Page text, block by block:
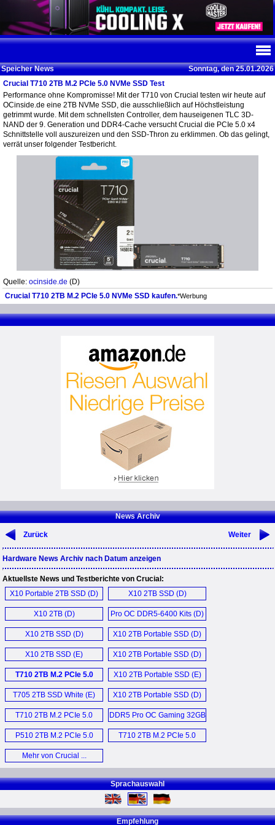
Speicher News
Sonntag, den 25.01.2026
Crucial T710 2TB M.2 PCIe 5.0 NVMe SSD Test
Performance ohne Kompromisse! Mit der T710 von Crucial testen wir heute auf
OCinside.de eine 2TB NVMe SSD, die ausschließlich auf Höchstleistung
getrimmt wurde. Mit dem schnellsten Controller, dem hauseigenen TLC 3D-
NAND der 9. Generation und DDR4-Cache versucht Crucial die PCIe 5.0 x4
Schnittstelle voll auszureizen und den SSD-Thron zu erklimmen. Ob das gelingt,
verrät unser folgender Testbericht.
Quelle: ocinside.de (D)
Crucial T710 2TB M.2 PCIe 5.0 NVMe SSD kaufen.*Werbung
News Archiv
Zurück Weiter
Hardware News Archiv nach Datum anzeigen
Aktuellste News und Testberichte von Crucial:
X10 Portable 2TB SSD (D)
X10 2TB SSD (D)
X10 2TB (D) Pro OC DDR5-6400 Kits (D)
X10 2TB SSD (D) X10 2TB Portable SSD (D)
X10 2TB SSD (E) X10 2TB Portable SSD (D)
T710 2TB M.2 PCIe 5.0
NVMe SSD (D)
X10 2TB Portable SSD (E)
T705 2TB SSD White (E) X10 2TB Portable SSD (D)
T710 2TB M.2 PCIe 5.0
NVMe SSD (E)
DDR5 Pro OC Gaming 32GB
DDR5-6400 Kit (E)
P510 2TB M.2 PCIe 5.0
SSD (E)
T710 2TB M.2 PCIe 5.0
Mehr von Crucial ...
Sprachauswahl
Empfehlung